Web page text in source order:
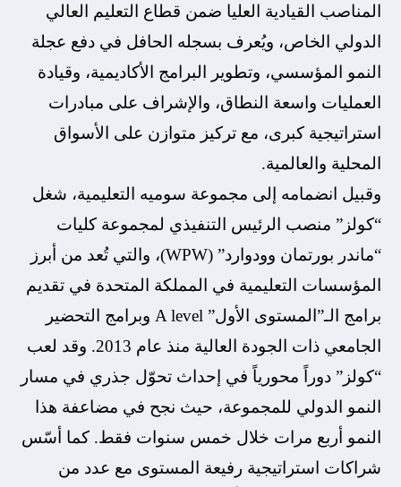
المناصب القيادية العليا ضمن قطاع التعليم العالي
الدولي الخاص، ويُعرف بسجله الحافل في دفع عجلة
النمو المؤسسي، وتطوير البرامج الأكاديمية، وقيادة
العمليات واسعة النطاق، والإشراف على مبادرات
استراتيجية كبرى، مع تركيز متوازن على الأسواق
المحلية والعالمية.
وقبيل انضمامه إلى مجموعة سوميه التعليمية، شغل
“كولز” منصب الرئيس التنفيذي لمجموعة كليات
“ماندر بورتمان وودوارد” (WPW)، والتي تُعد من أبرز
المؤسسات التعليمية في المملكة المتحدة في تقديم
برامج الـ”المستوى الأول” A level وبرامج التحضير
الجامعي ذات الجودة العالية منذ عام 2013. وقد لعب
“كولز” دوراً محورياً في إحداث تحوّل جذري في مسار
النمو الدولي للمجموعة، حيث نجح في مضاعفة هذا
النمو أربع مرات خلال خمس سنوات فقط. كما أسّس
شراكات استراتيجية رفيعة المستوى مع عدد من